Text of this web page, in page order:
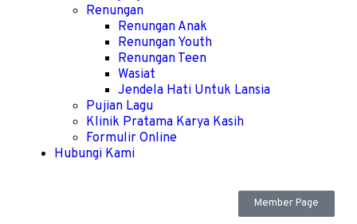
Renungan
Renungan Anak
Renungan Youth
Renungan Teen
Wasiat
Jendela Hati Untuk Lansia
Pujian Lagu
Klinik Pratama Karya Kasih
Formulir Online
Hubungi Kami
Member Page